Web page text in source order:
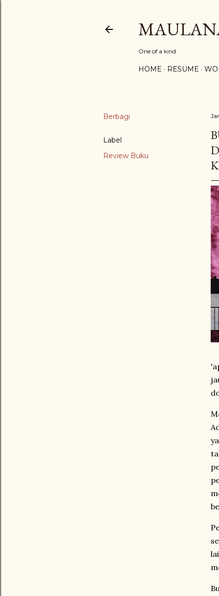
One of a kind.
HOME RESUME
Berbagi
Label
Review Buku